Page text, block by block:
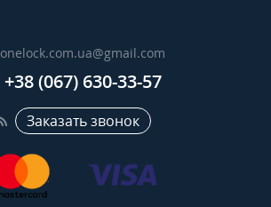
onelock.com.ua@gmail.com
+38 (067) 630-33-57
Заказать звонок